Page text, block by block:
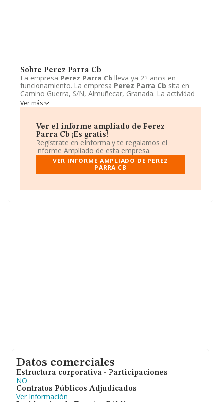
Sobre Perez Parra Cb
La empresa Perez Parra Cb lleva ya 23 años en
funcionamiento. La empresa Perez Parra Cb sita en
Camino Guerra, S/N, Almuñecar, Granada. La actividad
CNAE de esta compañía es 4621 - Comercio al por
mayor de cereales, tabaco en rama, simientes y
registra como Comunidad de bienes. La web de la
empresaPerez Parra Cbes
http://www.viverosalgaidas.es.
Ver más
Ver el informe ampliado de Perez
Parra Cb ¡Es gratis!
Regístrate en eInforma y te regalamos el
Informe Ampliado de esta empresa.
VER INFORME AMPLIADO DE PEREZ
PARRA CB
Datos comerciales
Estructura corporativa - Participaciones
NO
Contratos Públicos Adjudicados
Ver Información